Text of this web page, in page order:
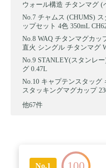
ウォール構造 チタンマグ (
チャムス (CHUMS)
ップセット 4色 350mL
WAQ チタンマグカッ
直火 シングル チタンマグ
STANLEY(スタンレ
グ 0.47L
キャプテンスタッグ
スタッキングマグカップ
他67件
No.1